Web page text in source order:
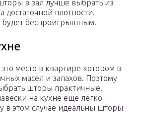
в зал лучше выбрать из
достаточной плотности.
будет беспроигрышным.
место в квартире котором в
масел и запахов. Поэтому
шторы практичные.
на кухне еще легко
в этом случае идеальны шторы